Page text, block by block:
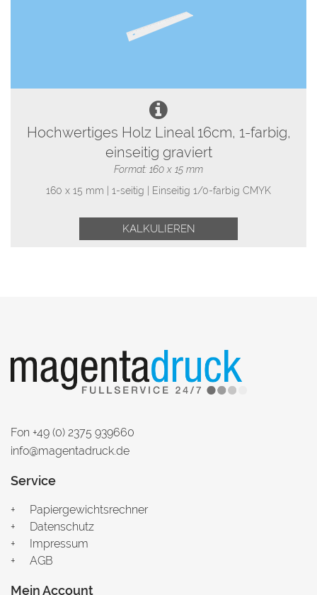
Hochwertiges Holz Lineal 16cm, 1-farbig,
einseitig graviert
Format: 160 x 15 mm
160 x 15 mm | 1-seitig | Einseitig 1/0-farbig CMYK
KALKULIEREN
Fon +49 (0) 2375 939660
info@magentadruck.de
Service
Papiergewichtsrechner
Datenschutz
Impressum
AGB
Mein Account